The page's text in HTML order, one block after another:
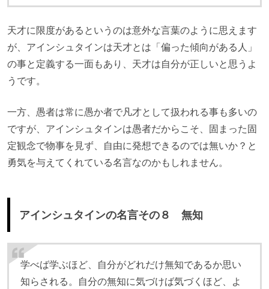
天才に限度があるというのは意外な言葉のように思えます
が、アインシュタインは天才とは「偏った傾向がある人」
の事と定義する一面もあり、天才は自分が正しいと思うよ
うです。
一方、愚者は常に愚か者で凡才として扱われる事も多いの
ですが、アインシュタインは愚者だからこそ、固まった固
定観念で物事を見ず、自由に発想できるのでは無いか？と
勇気を与えてくれている名言なのかもしれません。
アインシュタインの名言その８ 無知
学べば学ぶほど、自分がどれだけ無知であるか思い
知らされる。自分の無知に気づけば気づくほど、よ